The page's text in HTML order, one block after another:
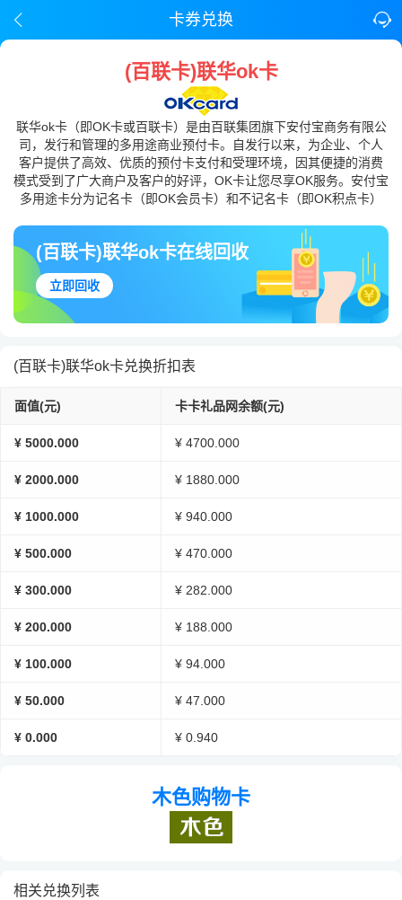
卡券兑换
(百联卡)联华ok卡
联华ok卡（即OK卡或百联卡）是由百联集团旗下安付宝商务有限公
司，发行和管理的多用途商业预付卡。自发行以来，为企业、个人
客户提供了高效、优质的预付卡支付和受理环境，因其便捷的消费
模式受到了广大商户及客户的好评，OK卡让您尽享OK服务。安付宝
多用途卡分为记名卡（即OK会员卡）和不记名卡（即OK积点卡）
(百联卡)联华ok卡在线回收
立即回收
(百联卡)联华ok卡兑换折扣表
面值(元) 卡卡礼品网余额(元)
¥ 5000.000 ¥ 4700.000
¥ 2000.000 ¥ 1880.000
¥ 1000.000 ¥ 940.000
¥ 500.000 ¥ 470.000
¥ 300.000 ¥ 282.000
¥ 200.000 ¥ 188.000
¥ 100.000 ¥ 94.000
¥ 50.000 ¥ 47.000
¥ 0.000 ¥ 0.940
木色购物卡
相关兑换列表